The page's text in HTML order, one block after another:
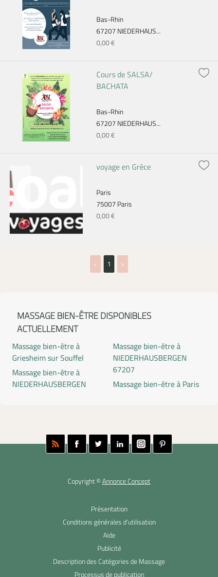
Bas-Rhin
67207 NIEDERHAUS...
0,00 €
Cours de SALSA/
BACHATA
Bas-Rhin
67207 NIEDERHAUS...
0,00 €
voyage en Grèce
Paris
75007 Paris
0,00 €
< 1 >
MASSAGE BIEN-ÊTRE DISPONIBLES
ACTUELLEMENT
Massage bien-être à
Griesheim sur Souffel
Massage bien-être à
NIEDERHAUSBERGEN
Massage bien-être à
NIEDERHAUSBERGEN
67207
Massage bien-être à Paris
Copyright ©Annonce Concept
Présentation
Conditions générales d'utilisation
Aide
Publicité
Description des Catégories de Massage
Processus de publication